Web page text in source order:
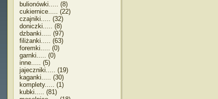
bulionówki..... (8)
cukiernice..... (22)
czajniki..... (32)
doniczki..... (8)
dzbanki..... (97)
filiżanki..... (63)
foremki..... (0)
garnki..... (0)
inne..... (5)
jajeczniki..... (19)
kaganki..... (30)
komplety..... (1)
kubki..... (81)